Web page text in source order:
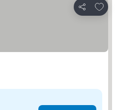
Partilhar